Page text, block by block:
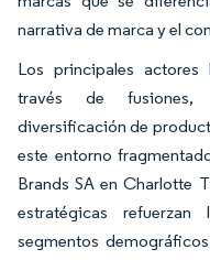
narrativa de marca y el
Los principales actores
través de fusiones,
diversificación de
este entorno
Brands SA en Charlotte
estratégicas
segmentos